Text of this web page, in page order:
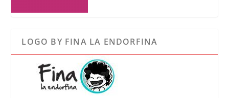
LOGO BY FINA LA ENDORFINA